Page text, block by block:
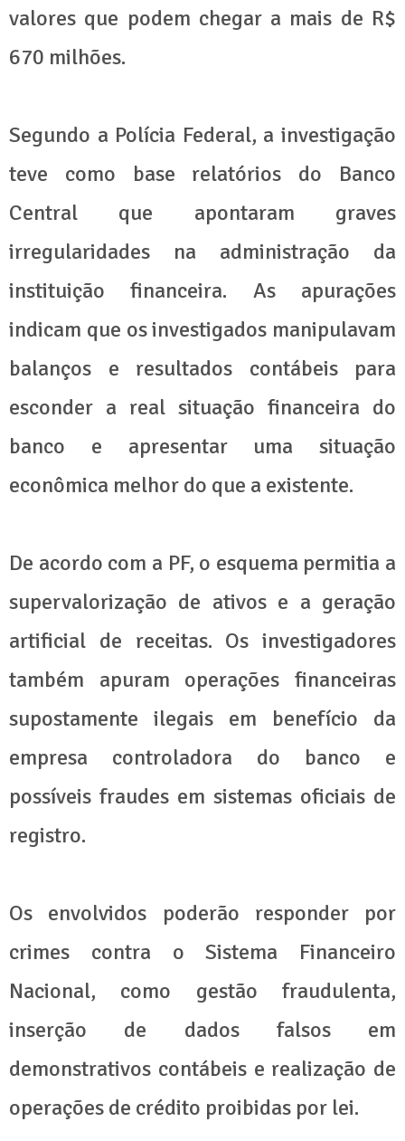
valores que podem chegar a mais de R$
670 milhões.
Segundo a Polícia Federal, a investigação
teve como base relatórios do Banco
Central que apontaram graves
irregularidades na administração da
instituição financeira. As apurações
indicam que os investigados manipulavam
balanços e resultados contábeis para
esconder a real situação financeira do
banco e apresentar uma situação
econômica melhor do que a existente.
De acordo com a PF, o esquema permitia a
supervalorização de ativos e a geração
artificial de receitas. Os investigadores
também apuram operações financeiras
supostamente ilegais em benefício da
empresa controladora do banco e
possíveis fraudes em sistemas oficiais de
registro.
Os envolvidos poderão responder por
crimes contra o Sistema Financeiro
Nacional, como gestão fraudulenta,
inserção de dados falsos em
demonstrativos contábeis e realização de
operações de crédito proibidas por lei.